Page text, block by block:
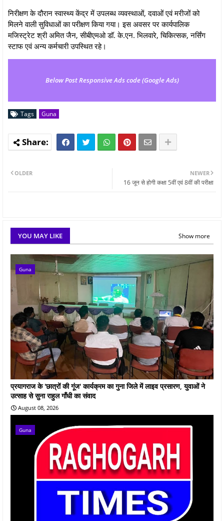
निरीक्षण के दौरान स्वास्थ्य केंद्र में उपलब्ध व्यवस्थाओं, दवाओं एवं मरीजों को
मिलने वाली सुविधाओं का परीक्षण किया गया। इस अवसर पर कार्यपालिक
मजिस्ट्रेट श्री अमित जैन, सीबीएमओ डॉ. के.एन. भिलवारे, चिकित्सक, नर्सिंग
स्टाफ एवं अन्य कर्मचारी उपस्थित रहे।
Below Post Responsive Ads code (Google Ads)
Tags Guna
NEWER
16 जून से होगी कक्षा 5वीं एवं 8वीं की परीक्षा
OLDER
YOU MAY LIKE Show more
Guna
प्रयागराज के 'छात्रों की गूंज' कार्यक्रम का गुना जिले में लाइव प्रसारण, युवाओं ने
उत्साह से सुना राहुल गाँधी का संवाद
August 08, 2026
Guna